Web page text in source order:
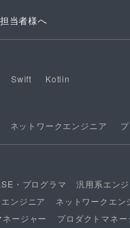
当者様へ
Swift Kotlin
ネットワークエンジニア
・プログラマ 汎用系エン
ンジニア ネットワークエン
ージャー プロダクトマネー